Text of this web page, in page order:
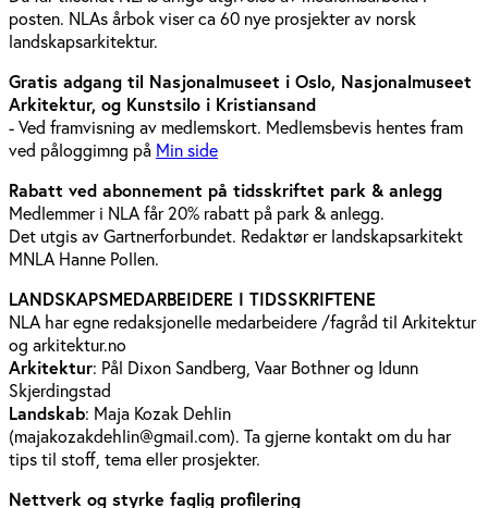
posten. NLAs årbok viser ca 60 nye prosjekter av norsk
landskapsarkitektur.
Gratis adgang til Nasjonalmuseet i Oslo, Nasjonalmuseet
Arkitektur, og Kunstsilo i Kristiansand
- Ved framvisning av medlemskort. Medlemsbevis hentes fram
ved påloggimng på Min side
Rabatt ved abonnement på tidsskriftet park & anlegg
Medlemmer i NLA får 20% rabatt på park & anlegg.
Det utgis av Gartnerforbundet. Redaktør er landskapsarkitekt
MNLA Hanne Pollen.
LANDSKAPSMEDARBEIDERE I TIDSSKRIFTENE
NLA har egne redaksjonelle medarbeidere /fagråd til Arkitektur
og arkitektur.no
Arkitektur: Pål Dixon Sandberg, Vaar Bothner og Idunn
Skjerdingstad
Landskab: Maja Kozak Dehlin
(majakozakdehlin@gmail.com). Ta gjerne kontakt om du har
tips til stoff, tema eller prosjekter.
Nettverk og styrke faglig profilering